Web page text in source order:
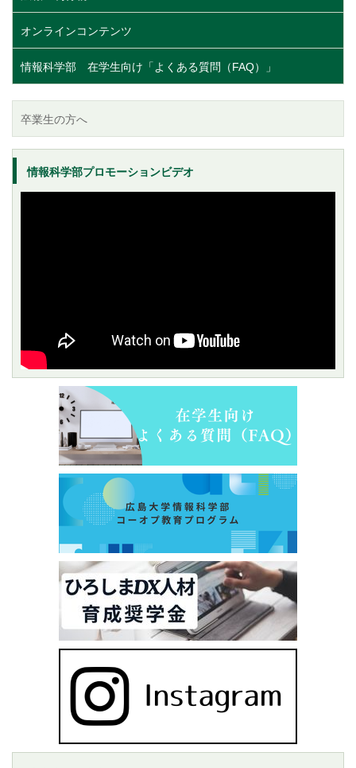
オンラインコンテンツ
情報科学部 在学生向け「よくある質問（FAQ）」
卒業生の方へ
情報科学部プロモーションビデオ